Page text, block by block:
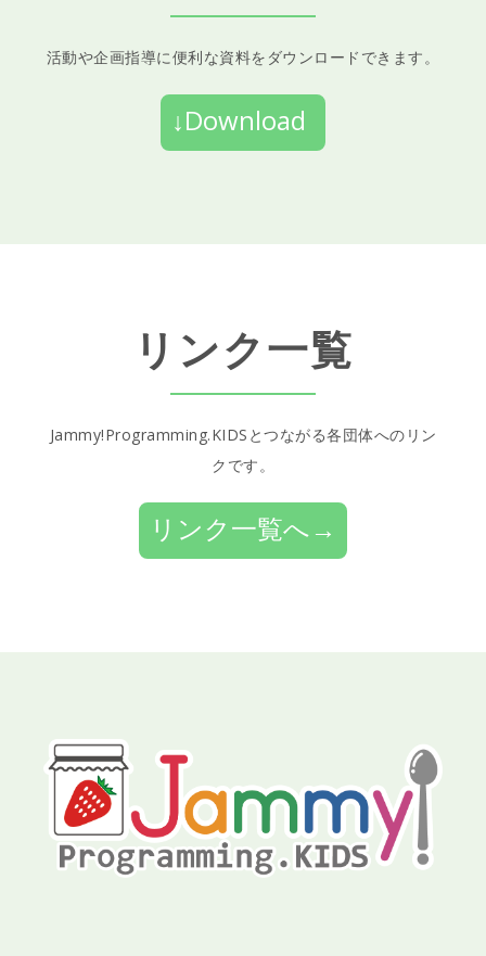
活動や企画指導に便利な資料をダウンロードできます。
↓Download
リンク一覧
Jammy!Programming.KIDSとつながる各団体へのリン
クです。
リンク一覧へ→